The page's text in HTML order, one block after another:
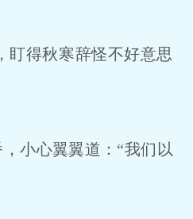
得秋寒辞怪不好意思
小心翼翼道：“我们以